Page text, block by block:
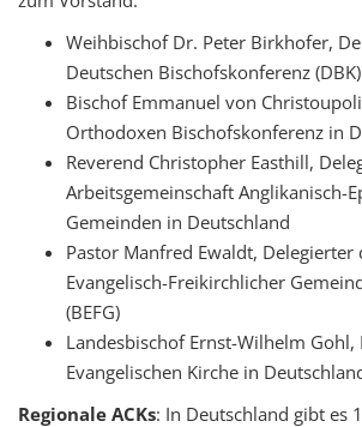
Weihbischof Dr. Peter Birkhofer,
Deutschen Bischofskonferenz (DBK)
Bischof Emmanuel von
Orthodoxen Bischofskonferenz in
Reverend Christopher Easthill,
Arbeitsgemeinschaft Anglikanisch-
Gemeinden in Deutschland
Pastor Manfred Ewaldt, Delegierter
Evangelisch-Freikirchlicher
(BEFG)
Landesbischof Ernst-Wilhelm
Evangelischen Kirche in
Regionale ACKs: In Deutschland gibt es